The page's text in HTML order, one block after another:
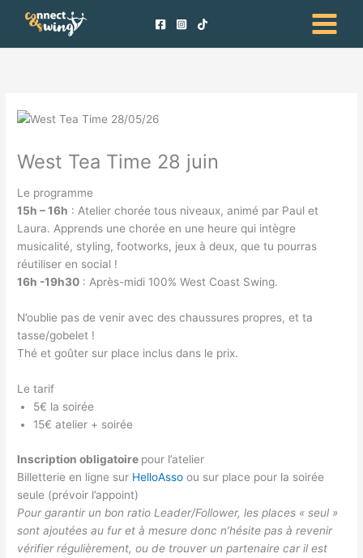
West Tea Time 28 juin
Le programme
15h – 16h : Atelier chorée tous niveaux, animé par Paul et
Laura. Apprends une chorée en une heure qui intègre
musicalité, styling, footworks, jeux à deux, que tu pourras
réutiliser en social !
16h -19h30 : Après-midi 100% West Coast Swing.
N’oublie pas de venir avec des chaussures propres, et ta
tasse/gobelet !
Thé et goûter sur place inclus dans le prix.
Le tarif
5€ la soirée
15€ atelier + soirée
Inscription obligatoire pour l’atelier
Billetterie en ligne sur HelloAsso ou sur place pour la soirée
seule (prévoir l’appoint)
Pour garantir un bon ratio Leader/Follower, les places « seul »
sont ajoutées au fur et à mesure donc n’hésite pas à revenir
vérifier régulièrement, ou de trouver un partenaire car il est